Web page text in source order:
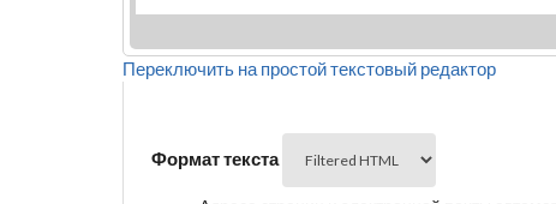
Переключить на простой текстовый редактор
Формат текста